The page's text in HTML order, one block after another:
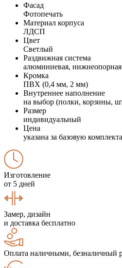
Фасад
Фотопечать
Материал корпуса
ЛДСП
Цвет
Светлый
Раздвижная система
алюминиевая, нижнеопорная
Кромка
ПВХ (0,4 мм, 2 мм)
Внутреннее наполнение
на выбор (полки, корзины,
Размер
индивидуальный
Цена
указана за базовую
Изготовление
от 5 дней
Замер, дизайн
и доставка бесплатно
Оплата наличными, безналичный